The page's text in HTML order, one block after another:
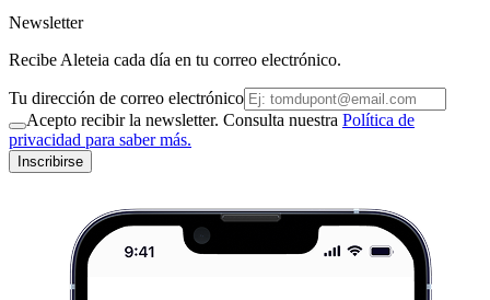
Newsletter
Recibe Aleteia cada día en tu correo electrónico.
Tu dirección de correo electrónico
Acepto recibir la newsletter. Consulta nuestra Política de
privacidad para saber más.
Inscribirse